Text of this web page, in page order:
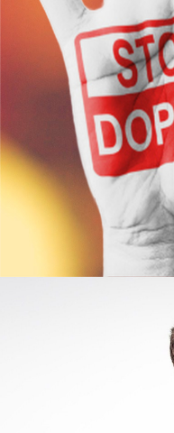
ОТДЕЛ
ПОДДЕРЖКИ